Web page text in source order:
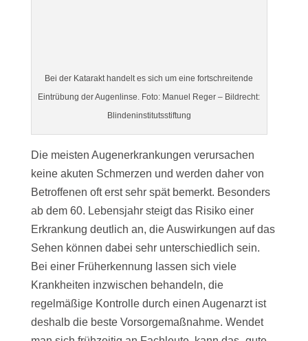
Bei der Katarakt handelt es sich um eine fortschreitende
Eintrübung der Augenlinse. Foto: Manuel Reger – Bildrecht:
Blindeninstitutsstiftung
Die meisten Augenerkrankungen verursachen
keine akuten Schmerzen und werden daher von
Betroffenen oft erst sehr spät bemerkt. Besonders
ab dem 60. Lebensjahr steigt das Risiko einer
Erkrankung deutlich an, die Auswirkungen auf das
Sehen können dabei sehr unterschiedlich sein.
Bei einer Früherkennung lassen sich viele
Krankheiten inzwischen behandeln, die
regelmäßige Kontrolle durch einen Augenarzt ist
deshalb die beste Vorsorgemaßnahme. Wendet